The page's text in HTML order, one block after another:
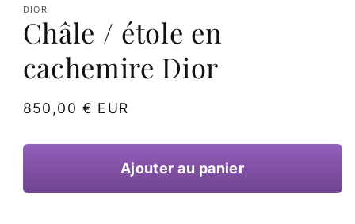
le
média
1
dans
fenêtre
DIOR
Châle / étole en
cachemire Dior
Prix
850,00 € EUR
Ajouter au panier